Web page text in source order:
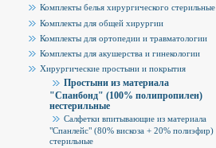
Комплекты белья хирургического стерильные
Комплекты для общей хирургии
Комплекты для ортопедии и травматологии
Комплекты для акушерства и гинекологии
Хирургические простыни и покрытия
Простыни из материала
"Спанбонд" (100% полипропилен)
нестерильные
Салфетки впитывающие из материала
"Спанлейс" (80% вискоза + 20% полиэфир)
стерильные